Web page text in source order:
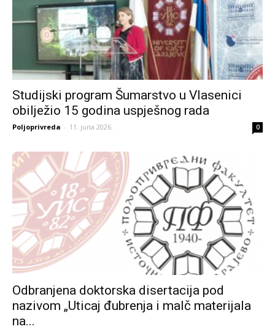
Studijski program Šumarstvo u Vlasenici
obilježio 15 godina uspješnog rada
Poljoprivreda - 11. juna 2026. 0
Odbranjena doktorska disertacija pod
nazivom „Uticaj đubrenja i malč materijala
na...